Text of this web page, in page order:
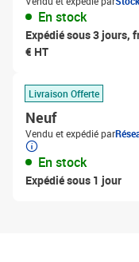
En stock
Expédié sous 3 jours,
€ HT
Livraison Offerte
Neuf
Vendu et expédié par
En stock
Expédié sous 1 jour